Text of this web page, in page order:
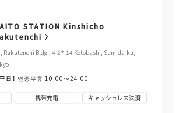
STATION Kinshicho
Rakutenchi Bldg., 4-27-14 Kotobashi, Sumida-ku,
平日】 연중무휴 10:00～24:00
携帯充電 キャッシュレス決済